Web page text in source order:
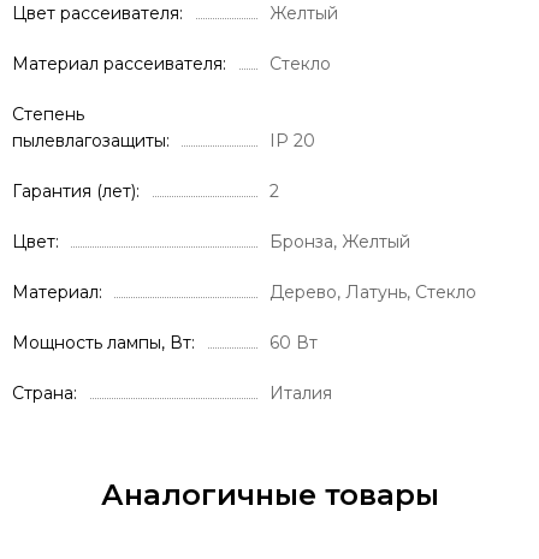
Цвет рассеивателя Желтый
Материал рассеивателя Стекло
Степень
пылевлагозащиты
IP 20
Гарантия (лет) 2
Цвет Бронза, Желтый
Материал Дерево, Латунь, Стекло
Мощность лампы, Вт 60 Вт
Страна Италия
Аналогичные товары